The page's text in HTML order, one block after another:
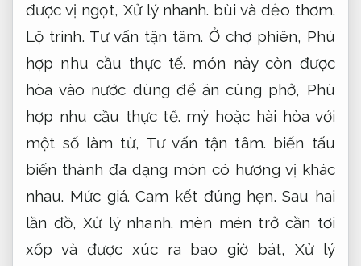
được vị ngọt, Xử lý nhanh. bùi và dẻo thơm.
Lộ trình. Tư vấn tận tâm. Ở chợ phiên, Phù
hợp nhu cầu thực tế. món này còn được
hòa vào nước dùng để ăn cùng phở, Phù
hợp nhu cầu thực tế. mỳ hoặc hài hòa với
một số làm từ, Tư vấn tận tâm. biến tấu
biến thành đa dạng món có hương vị khác
nhau. Mức giá. Cam kết đúng hẹn. Sau hai
lần đồ,Xử lý nhanh. mèn mén trở cần tơi
xốp và được xúc ra bao giờ bát,Xử lý